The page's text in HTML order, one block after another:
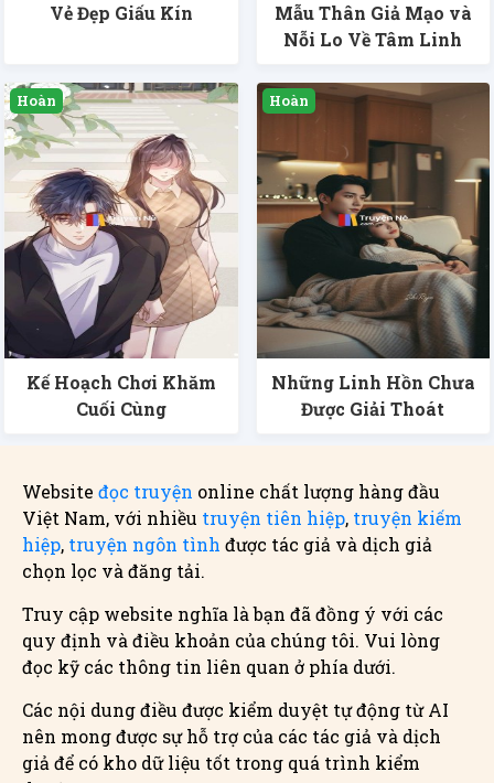
Vẻ Đẹp Giấu Kín
Mẫu Thân Giả Mạo và
Nỗi Lo Về Tâm Linh
Kế Hoạch Chơi Khăm
Cuối Cùng
Những Linh Hồn Chưa
Được Giải Thoát
Website đọc truyện online chất lượng hàng đầu
Việt Nam, với nhiều truyện tiên hiệp, truyện kiếm
hiệp, truyện ngôn tình được tác giả và dịch giả
chọn lọc và đăng tải.
Truy cập website nghĩa là bạn đã đồng ý với các
quy định và điều khoản của chúng tôi. Vui lòng
đọc kỹ các thông tin liên quan ở phía dưới.
Các nội dung điều được kiểm duyệt tự động từ AI
nên mong được sự hỗ trợ của các tác giả và dịch
giả để có kho dữ liệu tốt trong quá trình kiểm